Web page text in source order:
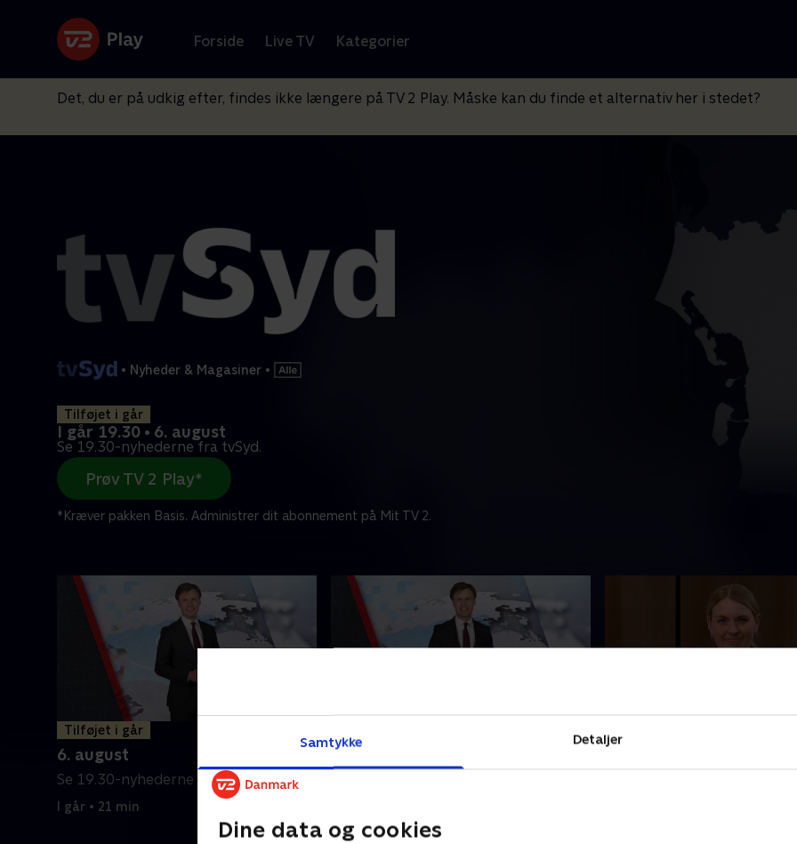
Samtykke Detaljer
Dine data og cookies
Forside Live TV Kategorier
Det, du er på udkig efter, findes ikke længere på TV 2 Play. Måske kan du finde et alternativ her i stedet?
• Nyheder & Magasiner •
Tilføjet i går
I går 19.30 • 6. august
Se 19.30-nyhederne fra tvSyd.
Prøv TV 2 Play*
*Kræver pakken Basis. Administrer dit abonnement på Mit TV 2.
Tilføjet i går
6. august
Se 19.30-nyhederne fra tvSyd.
I går • 21 min
5. august
Se 19.30-nyhederne fra tvSyd.
4. august